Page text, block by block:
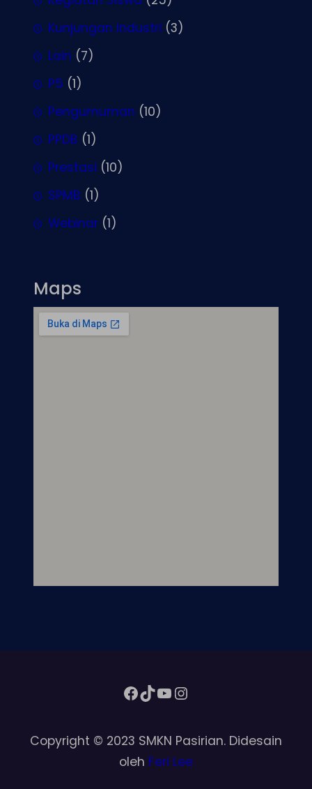
Kunjungan Industri (3)
Lain (7)
P5 (1)
Pengumuman (10)
PPDB (1)
Prestasi (10)
SPMB (1)
Webinar (1)
Maps
Facebook
TikTok
YouTube
Instagram
Copyright © 2023 SMKN Pasirian. Didesain
oleh Feri Lee